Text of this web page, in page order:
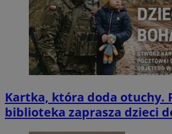
Kartka, która doda otuchy.
biblioteka zaprasza dzieci